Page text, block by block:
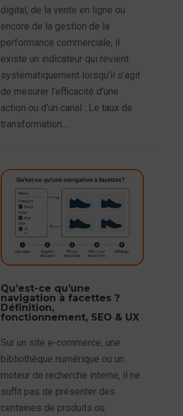
digital, de la vente en ligne ou
encore de la gestion de la
performance commerciale, il
existe un indicateur qui revient
systématiquement lorsqu’il s’agit
de mesurer l’efficacité d’une
action ou d’un canal : Le taux de
transformation....
Qu’est-ce qu’une
navigation à facettes ?
Définition,
fonctionnement, SEO & UX
Sur un site e-commerce, une
bibliothèque numérique ou un
moteur de recherche interne, il ne
suffit pas de présenter des
centaines de produits ou